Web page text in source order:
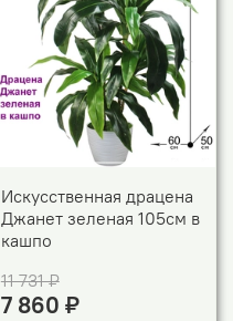
Искусственная драцена
Джанет зеленая 105см в
кашпо
11 731 ₽
7 860 ₽